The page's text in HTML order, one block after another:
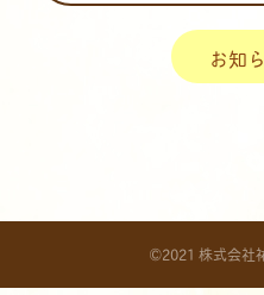
お知
©2021 株式会社